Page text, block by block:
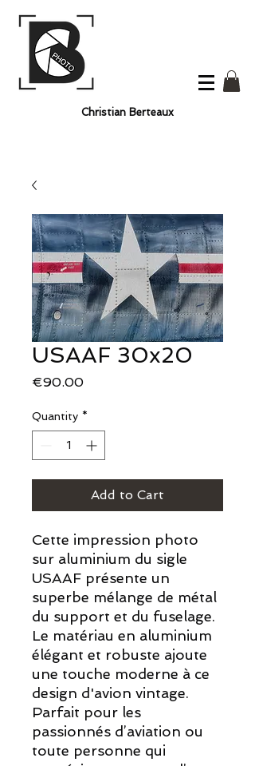
Christian Berteaux
USAAF 30x20
€90.00Price
Quantity *
Add to Cart
Cette impression photo
sur aluminium du sigle
USAAF présente un
superbe mélange de métal
du support et du fuselage.
Le matériau en aluminium
élégant et robuste ajoute
une touche moderne à ce
design d'avion vintage.
Parfait pour les
passionnés d’aviation ou
toute personne qui